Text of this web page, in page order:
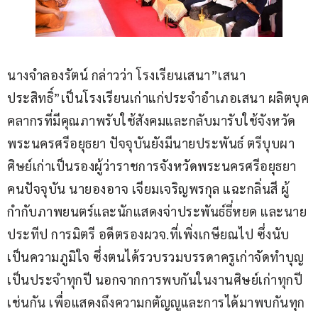
นางจำลองรัตน์ กล่าวว่า โรงเรียนเสนา”เสนา
ประสิทธิ์”เป็นโรงเรียนเก่าแก่ประจำอำเภอเสนา ผลิตบุค
คลากรที่มีคุณภาพรับใช้สังคมและกลับมารับใช้จังหวัด
พระนครศรีอยุธยา ปัจจุบันยังมีนายประพันธ์ ตรีบุบผา
ศิษย์เก่าเป็นรองผู้ว่าราชการจังหวัดพระนครศรีอยุธยา
คนปัจจุบัน นายองอาจ เจียมเจริญพรกุล แฉะกลิ่นสี ผู้
กำกับภาพยนตร์และนักแสดงจ่าประพันธ์ธี่หยด และนาย
ประทีป การมิตรี อดีตรองผวจ.ที่เพิ่งเกษียณไป ซึ่งนับ
เป็นความภูมิใจ ซึ่งตนได้รวบรวมบรรดาครูเก่าจัดทำบุญ
เป็นประจำทุกปี นอกจากการพบกันในงานศิษย์เก่าทุกปี
เช่นกัน เพื่อแสดงถึงความกตัญญูและการได้มาพบกันทุก